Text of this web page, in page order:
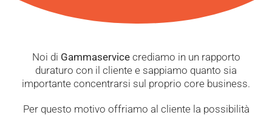
Noi di Gammaservicecrediamo in un rapporto
duraturo con il cliente e sappiamo quanto sia
importante concentrarsi sul proprio core business.
Per questo motivo offriamo al cliente la possibilità